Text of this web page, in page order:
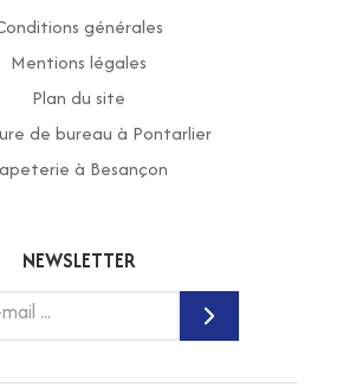
générales
Mentions légales
Plan du site
de bureau à Pontarlier
à Besançon
NEWSLETTER